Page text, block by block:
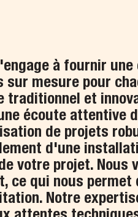
à fournir
mesure pour
traditionnel et
écoute attentive
de projets
d'une
votre projet.
ce qui nous
Notre